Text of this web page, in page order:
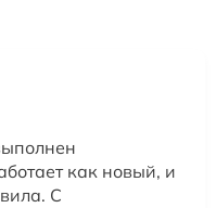
как новый, и
С